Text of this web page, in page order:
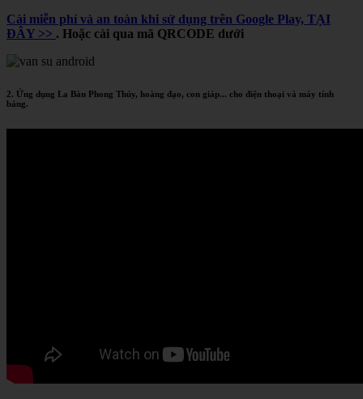
Cài miễn phí và an toàn khi sử dụng trên Google Play, TẠI
ĐÂY >> . Hoặc cài qua mã QRCODE dưới
2. Ứng dụng La Bàn Phong Thủy, hoàng đạo, con giáp... cho điện thoại và máy tính
bảng.